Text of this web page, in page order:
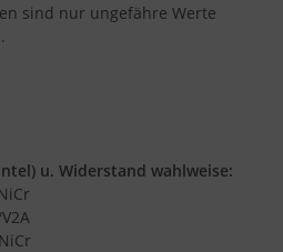
sind nur ungefähre Werte
u. Widerstand wahlweise: